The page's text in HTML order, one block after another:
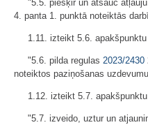
"5.5. piešķir un atsauc
4. panta 1. punktā noteiktās
1.11. izteikt 5.6.
"5.6. pilda regulas 2023/2430
noteiktos paziņošanas
1.12. izteikt 5.7.
"5.7. izveido, uztur un